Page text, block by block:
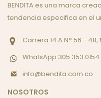
BENDITA es una marca
tendencia especifica en el
Carrera 14 A N° 56 -
WhatsApp 305 353 0154
info@bendita.com.co
NOSOTROS